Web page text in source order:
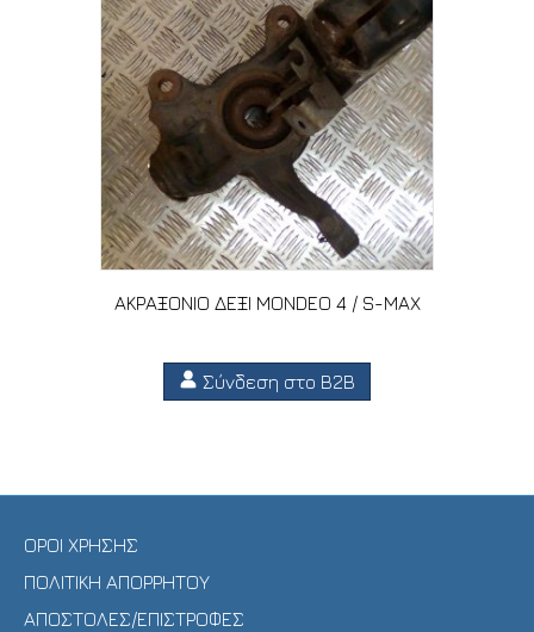
ΑΚΡΑΞΟΝΙΟ ΔΕΞΙ MONDEO 4 / S-MAX
Σύνδεση στο B2B
ΟΡΟΙ ΧΡΗΣΗΣ
ΠΟΛΙΤΙΚΗ ΑΠΟΡΡΗΤΟΥ
ΑΠΟΣΤΟΛΕΣ/ΕΠΙΣΤΡΟΦΕΣ